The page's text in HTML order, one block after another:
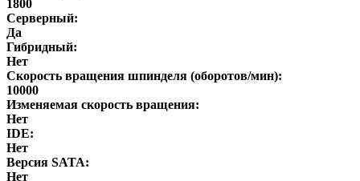
1800
Серверный:
Да
Гибридный:
Нет
Скорость вращения шпинделя (оборотов/мин):
10000
Изменяемая скорость вращения:
Нет
IDE:
Нет
Версия SATA:
Нет